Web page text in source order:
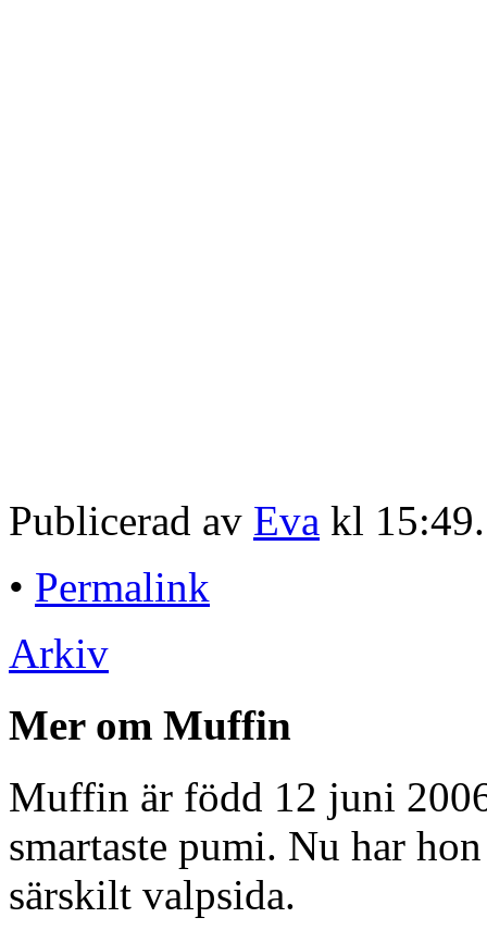
Publicerad av Eva kl
• Permalink
Arkiv
Mer om Muffin
Muffin är född 12 juni
smartaste pumi. Nu har
särskilt valpsida.